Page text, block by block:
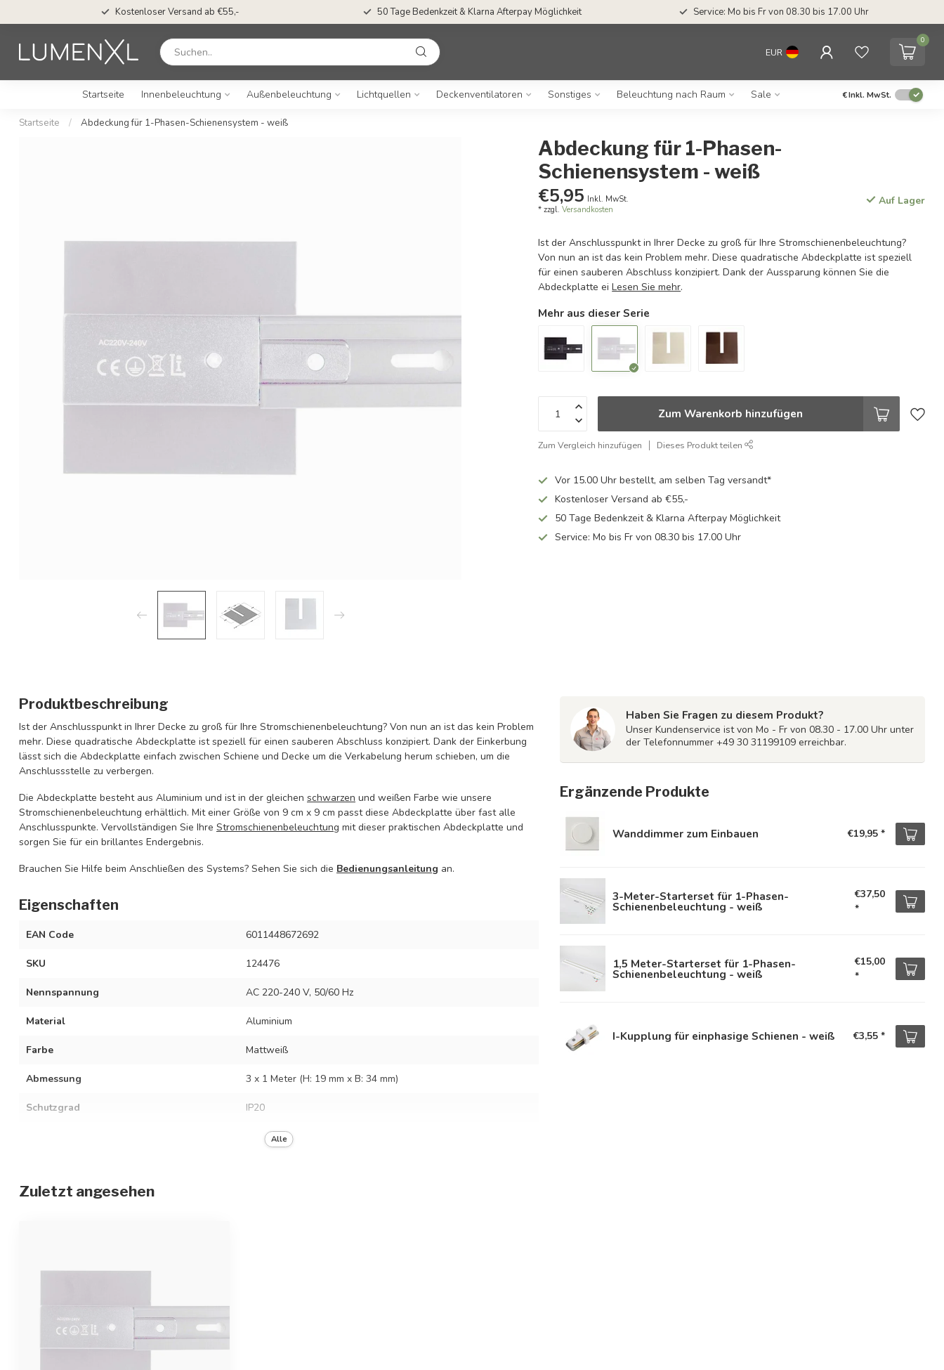
Kostenloser Versand ab €55,- 50 Tage Bedenkzeit & Klarna Afterpay Möglichkeit Service: Mo bis Fr von 08.30 bis 17.00 Uhr
EUR
0
Startseite Innenbeleuchtung Außenbeleuchtung Lichtquellen Deckenventilatoren Sonstiges Beleuchtung nach Raum Sale €Inkl. MwSt.
Startseite / Abdeckung für 1-Phasen-Schienensystem - weiß
Abdeckung für 1-Phasen-
Schienensystem - weiß
€5,95 Inkl. MwSt.
* zzgl.Versandkosten
Auf Lager
Ist der Anschlusspunkt in Ihrer Decke zu groß für Ihre Stromschienenbeleuchtung?
Von nun an ist das kein Problem mehr. Diese quadratische Abdeckplatte ist speziell
für einen sauberen Abschluss konzipiert. Dank der Aussparung können Sie die
Abdeckplatte eiLesen Sie mehr.
Mehr aus dieser Serie
Zum Warenkorb hinzufügen
Zum Vergleich hinzufügen Dieses Produkt teilen
Vor 15.00 Uhr bestellt, am selben Tag versandt*
Kostenloser Versand ab €55,-
50 Tage Bedenkzeit & Klarna Afterpay Möglichkeit
Service: Mo bis Fr von 08.30 bis 17.00 Uhr
Produktbeschreibung
Ist der Anschlusspunkt in Ihrer Decke zu groß für Ihre Stromschienenbeleuchtung? Von nun an ist das kein Problem
mehr. Diese quadratische Abdeckplatte ist speziell für einen sauberen Abschluss konzipiert. Dank der Einkerbung
lässt sich die Abdeckplatte einfach zwischen Schiene und Decke um die Verkabelung herum schieben, um die
Anschlussstelle zu verbergen.
Die Abdeckplatte besteht aus Aluminium und ist in der gleichen schwarzen und weißen Farbe wie unsere
Stromschienenbeleuchtung erhältlich. Mit einer Größe von 9 cm x 9 cm passt diese Abdeckplatte über fast alle
Anschlusspunkte. Vervollständigen Sie Ihre Stromschienenbeleuchtung mit dieser praktischen Abdeckplatte und
sorgen Sie für ein brillantes Endergebnis.
Brauchen Sie Hilfe beim Anschließen des Systems? Sehen Sie sich die Bedienungsanleitung an.
Eigenschaften
EAN Code 6011448672692
SKU 124476
Nennspannung AC 220-240 V, 50/60 Hz
Material Aluminium
Farbe Mattweiß
Abmessung 3 x 1 Meter (H: 19 mm x B: 34 mm)
Schutzgrad IP20
Exklusive Lichtquelle
Alle
Haben Sie Fragen zu diesem Produkt?
Unser Kundenservice ist von Mo - Fr von 08.30 - 17.00 Uhr unter
der Telefonnummer +49 30 31199109 erreichbar.
Ergänzende Produkte
Wanddimmer zum Einbauen €19,95 *
3-Meter-Starterset für 1-Phasen-
Schienenbeleuchtung - weiß
€37,50
*
1,5 Meter-Starterset für 1-Phasen-
Schienenbeleuchtung - weiß
€15,00
*
I-Kupplung für einphasige Schienen - weiß €3,55 *
Zuletzt angesehen